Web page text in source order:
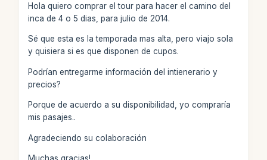
Hola quiero comprar el tour para hacer el camino del
inca de 4 o 5 dias, para julio de 2014.
Sé que esta es la temporada mas alta, pero viajo sola
y quisiera si es que disponen de cupos.
Podrían entregarme información del intienerario y
precios?
Porque de acuerdo a su disponibilidad, yo compraría
mis pasajes..
Agradeciendo su colaboración